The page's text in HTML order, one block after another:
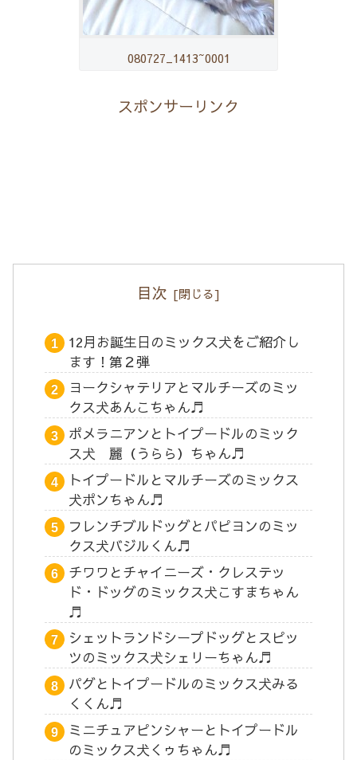
080727_1413~0001
スポンサーリンク
目次
12月お誕生日のミックス犬をご紹介し
ます！第２弾
ヨークシャテリアとマルチーズのミッ
クス犬あんこちゃん♬
ポメラニアンとトイプードルのミック
ス犬 麗（うらら）ちゃん♬
トイプードルとマルチーズのミックス
犬ポンちゃん♬
フレンチブルドッグとパピヨンのミッ
クス犬バジルくん♬
チワワとチャイニーズ・クレステッ
ド・ドッグのミックス犬こすまちゃん
♬
シェットランドシープドッグとスピッ
ツのミックス犬シェリーちゃん♬
パグとトイプードルのミックス犬みる
くくん♬
ミニチュアピンシャーとトイプードル
のミックス犬くゥちゃん♬